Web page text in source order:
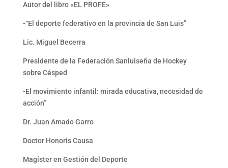
Autor del libro «EL PROFE»
-“El deporte federativo en la provincia de San Luis”
Lic. Miguel Becerra
Presidente de la Federación Sanluiseña de Hockey
sobre Césped
-El movimiento infantil: mirada educativa, necesidad de
acción”
Dr. Juan Amado Garro
Doctor Honoris Causa
Magíster en Gestión del Deporte